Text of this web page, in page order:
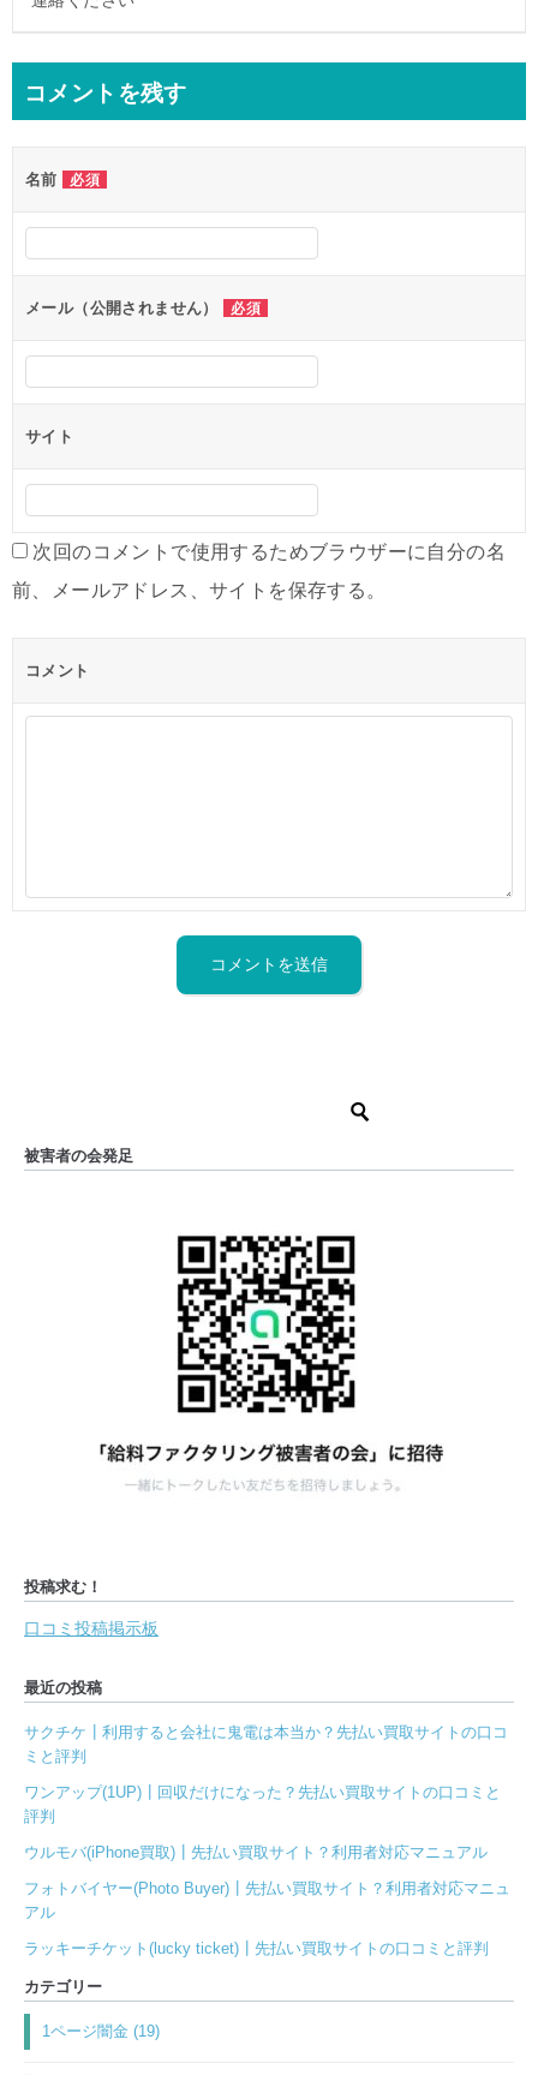
コメントを残す
名前 必須
メール（公開されません） 必須
サイト
次回のコメントで使用するためブラウザーに自分の名
前、メールアドレス、サイトを保存する。
コメント
被害者の会発足
投稿求む！
口コミ投稿掲示板
最近の投稿
サクチケ┃利用すると会社に鬼電は本当か？先払い買取サイトの口コ
ミと評判
ワンアップ(1UP)┃回収だけになった？先払い買取サイトの口コミと
評判
ウルモバ(iPhone買取)┃先払い買取サイト？利用者対応マニュアル
フォトバイヤー(Photo Buyer)┃先払い買取サイト？利用者対応マニュ
アル
ラッキーチケット(lucky ticket)┃先払い買取サイトの口コミと評判
カテゴリー
1ページ闇金 (19)